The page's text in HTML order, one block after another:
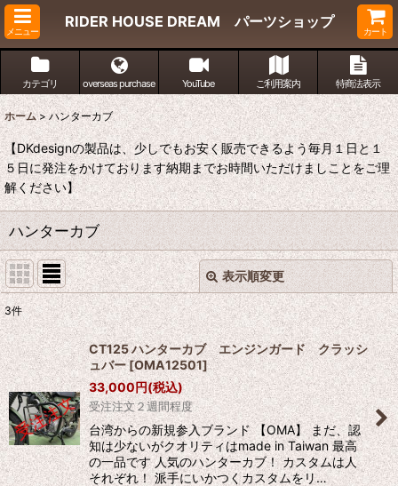
メニュー
RIDER HOUSE DREAM パーツショップ
カート
カテゴリ overseas purchase YouTube ご利用案内 特商法表示
ホーム > ハンターカブ
【DKdesignの製品は、少しでもお安く販売できるよう毎月１日と１
５日に発注をかけております納期までお時間いただけましことをご理
解ください】
ハンターカブ
表示順変更
表示数:
並び順:
絞り込む
閉じる
3件
CT125 ハンターカブ エンジンガード クラッシ
ュバー[OMA12501]
33,000円(税込)
受注注文２週間程度
台湾からの新規参入ブランド 【OMA】 まだ、認
知は少ないがクオリティはmade in Taiwan 最高
の一品です 人気のハンターカブ！ カスタムは人
それぞれ！ 派手にいかつくカスタムをリ…